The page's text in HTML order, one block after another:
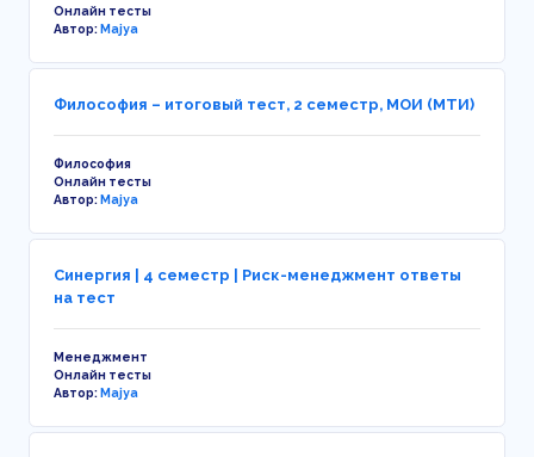
Онлайн тесты
Автор:Majya
Философия – итоговый тест, 2 семестр, МОИ (МТИ)
Философия
Онлайн тесты
Автор:Majya
Синергия | 4 семестр | Риск-менеджмент ответы
на тест
Менеджмент
Онлайн тесты
Автор:Majya